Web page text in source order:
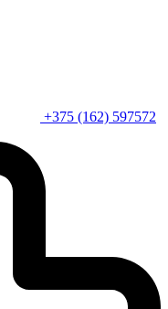
+375 (162) 597572